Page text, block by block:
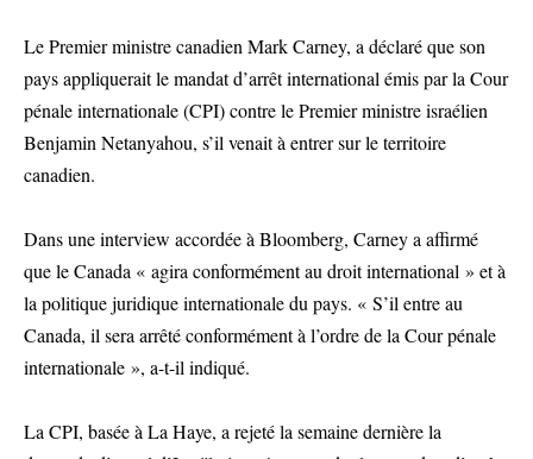
Le Premier ministre canadien Mark Carney, a déclaré que son
pays appliquerait le mandat d’arrêt international émis par la Cour
pénale internationale (CPI) contre le Premier ministre israélien
Benjamin Netanyahou, s’il venait à entrer sur le territoire
canadien.
Dans une interview accordée à Bloomberg, Carney a affirmé
que le Canada « agira conformément au droit international » et à
la politique juridique internationale du pays. « S’il entre au
Canada, il sera arrêté conformément à l’ordre de la Cour pénale
internationale », a-t-il indiqué.
La CPI, basée à La Haye, a rejeté la semaine dernière la